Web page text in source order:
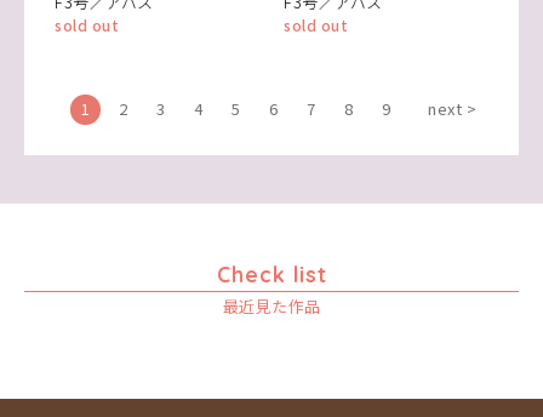
sold out sold out
1 2 3 4 5 6 7 8 9 next >
Check list
最近見た作品